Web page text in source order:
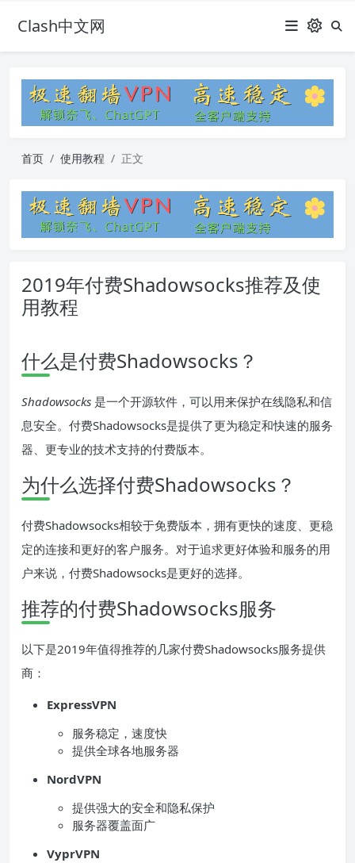
Clash中文网
首页 使用教程 正文
2019年付费Shadowsocks推荐及使
用教程
什么是付费Shadowsocks？
Shadowsocks 是一个开源软件，可以用来保护在线隐私和信
息安全。付费Shadowsocks是提供了更为稳定和快速的服务
器、更专业的技术支持的付费版本。
为什么选择付费Shadowsocks？
付费Shadowsocks相较于免费版本，拥有更快的速度、更稳
定的连接和更好的客户服务。对于追求更好体验和服务的用
户来说，付费Shadowsocks是更好的选择。
推荐的付费Shadowsocks服务
以下是2019年值得推荐的几家付费Shadowsocks服务提供
商：
ExpressVPN
服务稳定，速度快
提供全球各地服务器
NordVPN
提供强大的安全和隐私保护
服务器覆盖面广
VyprVPN